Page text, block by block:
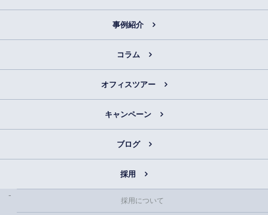
事例紹介
コラム
オフィスツアー
キャンペーン
ブログ
採用
採用について